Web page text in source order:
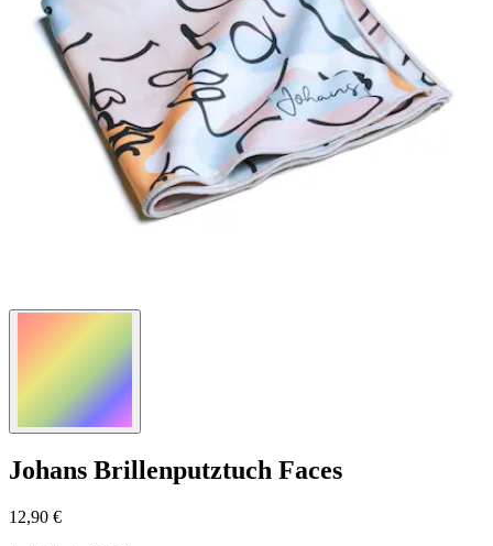
Johans Brillenputztuch Faces
12,90 €